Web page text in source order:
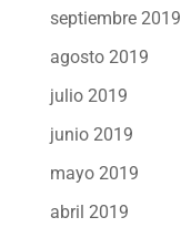
septiembre 2019
agosto 2019
julio 2019
junio 2019
mayo 2019
abril 2019